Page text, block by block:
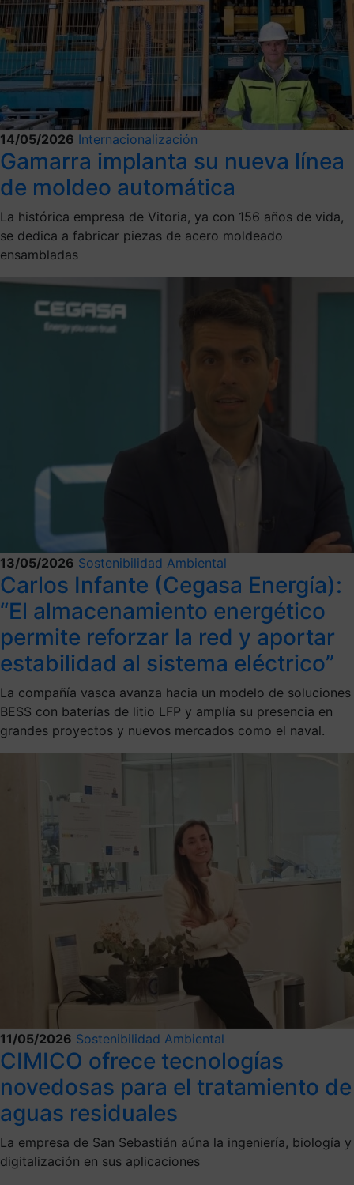
14/05/2026 Internacionalización
Gamarra implanta su nueva línea
de moldeo automática
La histórica empresa de Vitoria, ya con 156 años de vida,
se dedica a fabricar piezas de acero moldeado
ensambladas
13/05/2026 Sostenibilidad Ambiental
Carlos Infante (Cegasa Energía):
“El almacenamiento energético
permite reforzar la red y aportar
estabilidad al sistema eléctrico”
La compañía vasca avanza hacia un modelo de soluciones
BESS con baterías de litio LFP y amplía su presencia en
grandes proyectos y nuevos mercados como el naval.
11/05/2026 Sostenibilidad Ambiental
CIMICO ofrece tecnologías
novedosas para el tratamiento de
aguas residuales
La empresa de San Sebastián aúna la ingeniería, biología y
digitalización en sus aplicaciones